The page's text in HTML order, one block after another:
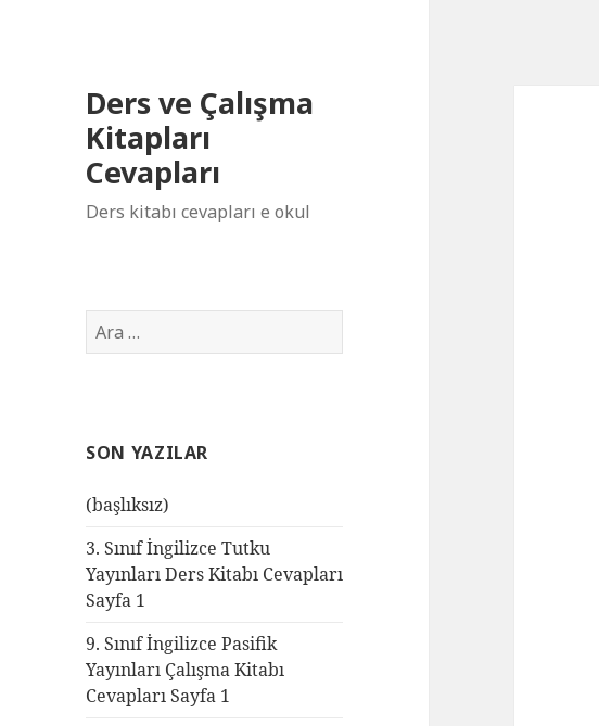
Ders ve Çalışma
Kitapları
Cevapları
Ders kitabı cevapları e okul
Arama:
SON YAZILAR
(başlıksız)
3. Sınıf İngilizce Tutku
Yayınları Ders Kitabı Cevapları
Sayfa 1
9. Sınıf İngilizce Pasifik
Yayınları Çalışma Kitabı
Cevapları Sayfa 1